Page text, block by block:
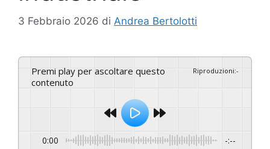
3 Febbraio 2026 di Andrea Bertolotti
Premi play per ascoltare questo
contenuto
Riproduzioni:-
0:00 -:--